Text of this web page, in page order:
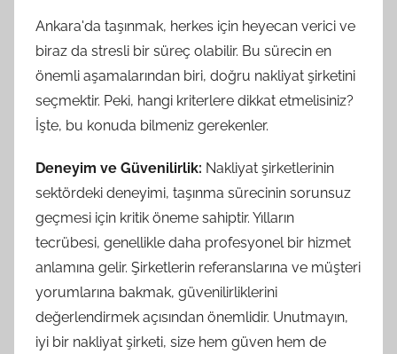
Ankara'da taşınmak, herkes için heyecan verici ve
biraz da stresli bir süreç olabilir. Bu sürecin en
önemli aşamalarından biri, doğru nakliyat şirketini
seçmektir. Peki, hangi kriterlere dikkat etmelisiniz?
İşte, bu konuda bilmeniz gerekenler.
Deneyim ve Güvenilirlik: Nakliyat şirketlerinin
sektördeki deneyimi, taşınma sürecinin sorunsuz
geçmesi için kritik öneme sahiptir. Yılların
tecrübesi, genellikle daha profesyonel bir hizmet
anlamına gelir. Şirketlerin referanslarına ve müşteri
yorumlarına bakmak, güvenilirliklerini
değerlendirmek açısından önemlidir. Unutmayın,
iyi bir nakliyat şirketi, size hem güven hem de